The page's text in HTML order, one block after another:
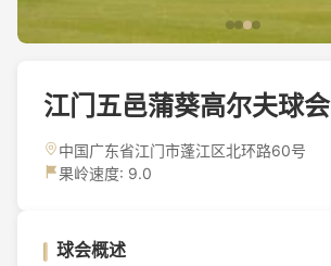
江门五邑蒲葵高尔夫球会
中国广东省江门市蓬江区北环路60号
果岭速度: 9.0
球会概述